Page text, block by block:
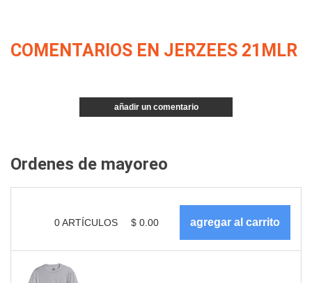
COMENTARIOS EN JERZEES 21MLR
añadir un comentario
Ordenes de mayoreo
0ARTÍCULOS $ 0.00